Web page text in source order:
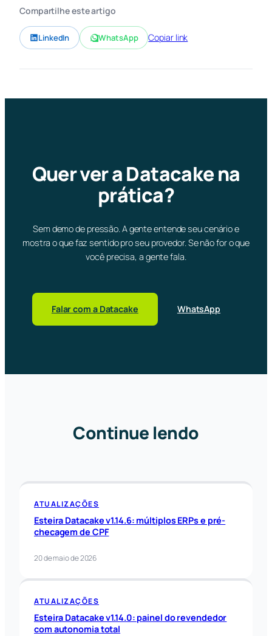
Compartilhe este artigo
LinkedIn WhatsApp Copiar link
Quer ver a Datacake na
prática?
Sem demo de pressão. A gente entende seu cenário e
mostra o que faz sentido pro seu provedor. Se não for o que
você precisa, a gente fala.
Falar com a Datacake WhatsApp
Continue lendo
ATUALIZAÇÕES
Esteira Datacake v1.14.6: múltiplos ERPs e pré-
checagem de CPF
20 de maio de 2026
ATUALIZAÇÕES
Esteira Datacake v1.14.0: painel do revendedor
com autonomia total